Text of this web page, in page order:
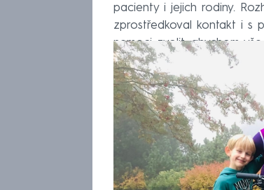
pacienty i jejich rodiny.
zprostředkoval kontakt i s
nemoci zvolit, abychom